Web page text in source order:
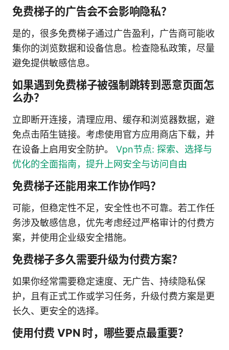
免费梯子的广告会不会影响隐私？
是的，很多免费梯子通过广告盈利，广告商可能收
集你的浏览数据和设备信息。检查隐私政策，尽量
避免提供敏感信息。
如果遇到免费梯子被强制跳转到恶意页面怎
么办？
立即断开连接，清理应用、缓存和浏览器数据，避
免点击陌生链接。考虑使用官方应用商店下载，并
在设备上启用安全防护。 Vpn节点: 探索、选择与
优化的全面指南，提升上网安全与访问自由
免费梯子还能用来工作协作吗？
可能，但稳定性不足，安全性也不可靠。若工作任
务涉及敏感信息，优先考虑经过严格审计的付费方
案，并使用企业级安全措施。
免费梯子多久需要升级为付费方案？
如果你经常需要稳定速度、无广告、持续隐私保
护，且有正式工作或学习任务，升级付费方案是更
长久、更安全的选择。
使用付费 VPN 时，哪些要点最重要？